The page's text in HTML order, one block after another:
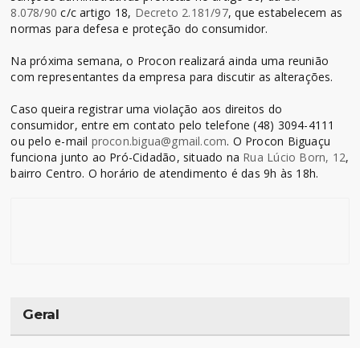
8.078/90 c/c artigo 18, Decreto 2.181/97, que estabelecem as
normas para defesa e proteção do consumidor.
Na próxima semana, o Procon realizará ainda uma reunião
com representantes da empresa para discutir as alterações.
Caso queira registrar uma violação aos direitos do
consumidor, entre em contato pelo telefone (48) 3094-4111
ou pelo e-mail procon.bigua@gmail.com. O Procon Biguaçu
funciona junto ao Pró-Cidadão, situado na Rua Lúcio Born, 12,
bairro Centro. O horário de atendimento é das 9h às 18h.
Geral